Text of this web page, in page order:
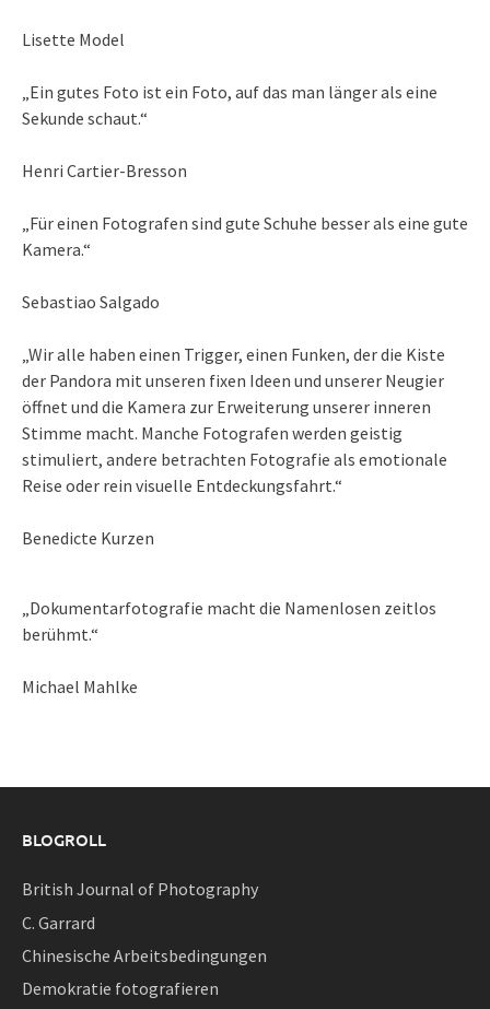
Lisette Model
„Ein gutes Foto ist ein Foto, auf das man länger als eine
Sekunde schaut.“
Henri Cartier-Bresson
„Für einen Fotografen sind gute Schuhe besser als eine gute
Kamera.“
Sebastiao Salgado
„Wir alle haben einen Trigger, einen Funken, der die Kiste
der Pandora mit unseren fixen Ideen und unserer Neugier
öffnet und die Kamera zur Erweiterung unserer inneren
Stimme macht. Manche Fotografen werden geistig
stimuliert, andere betrachten Fotografie als emotionale
Reise oder rein visuelle Entdeckungsfahrt.“
Benedicte Kurzen
„Dokumentarfotografie macht die Namenlosen zeitlos
berühmt.“
Michael Mahlke
BLOGROLL
British Journal of Photography
C. Garrard
Chinesische Arbeitsbedingungen
Demokratie fotografieren